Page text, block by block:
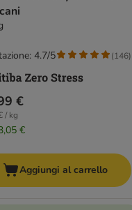
€
/ kg
€
4.7/5 (146)
Aggiungi al carrello